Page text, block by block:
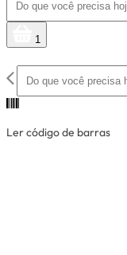
1
Ler código de barras